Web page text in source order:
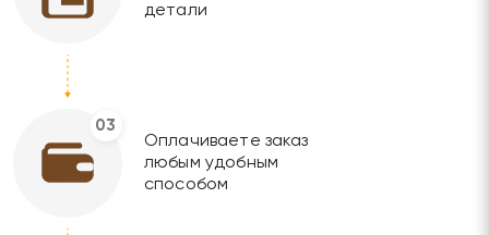
детали
03
Оплачиваете заказ
любым удобным
способом